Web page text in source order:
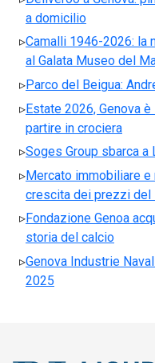
a domicilio
Camalli 1946-2026: la
al Galata Museo del
Parco del Beigua:
Estate 2026, Genova
partire in crociera
Soges Group sbarca
Mercato immobiliare e
crescita dei prezzi del
Fondazione Genoa
storia del calcio
Genova Industrie
2025